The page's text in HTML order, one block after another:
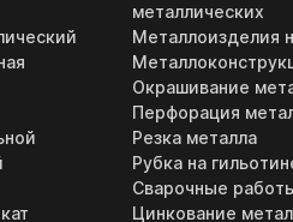
металлических
Металлоизделия
Окрашивание
Перфорация
Резка металла
Рубка на
Сварочные
Цинкование